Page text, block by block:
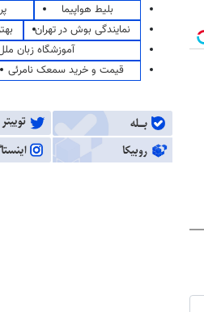
بلیط هواپیما
نمایندگی بوش در تهران
آموزشگاه زبان
قیمت و خرید سمعک نامرئی